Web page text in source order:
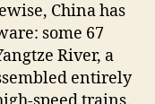
China has
some 67
River, a
entirely